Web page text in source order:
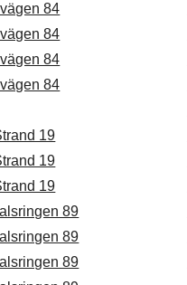
84
84
84
84
19
19
19
89
89
89